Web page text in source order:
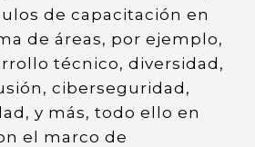
de capacitación en
de áreas, por ejemplo,
técnico, diversidad,
ciberseguridad,
y más, todo ello en
el marco de